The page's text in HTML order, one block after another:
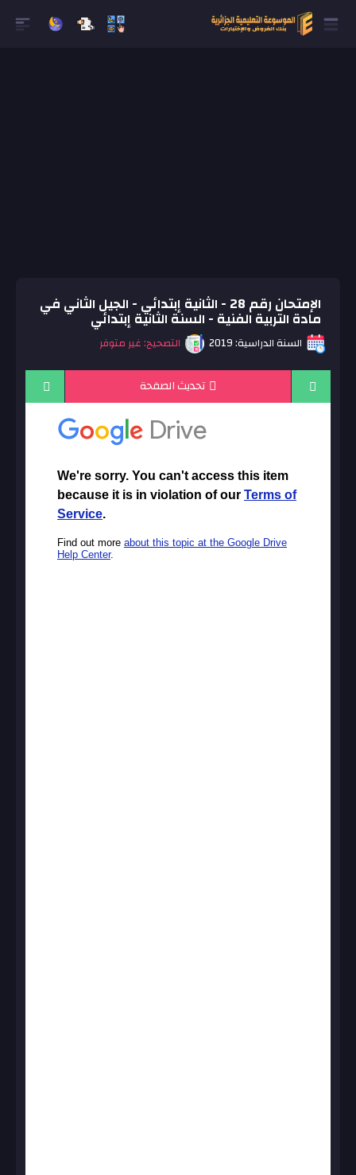
الإمتحان رقم 28 - الثانية إبتدائي - الجيل الثاني في
مادة التربية الفنية - السنة الثانية إبتدائي
السنة الدراسية: 2019 التصحيح: غير متوفر
تحديث الصفحة